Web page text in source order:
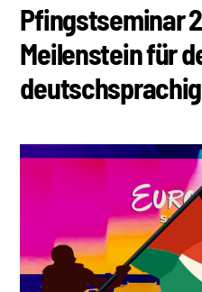
Pfingstseminar
Meilenstein für